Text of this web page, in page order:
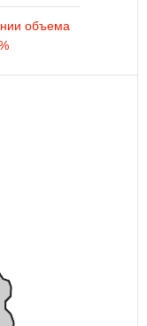
объема